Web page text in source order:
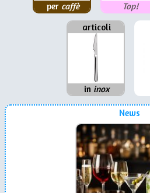
per caffè Top!
articoli
in inox
News